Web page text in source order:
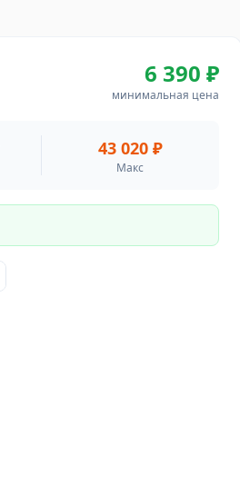
6 390 ₽
минимальная цена
43 020 ₽
Макс